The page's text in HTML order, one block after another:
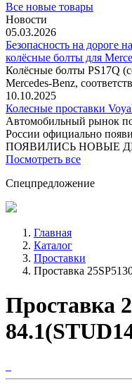
Все новые товары
Новости
05.03.2026
Безопасность на дороге
колёсные болты для
Колёсные болты PS17Q
Mercedes‑Benz,
10.10.2025
Колесные проставки
Автомобильный рынок
России официально
ПОЯВИЛИСЬ НОВЫЕ
Посмотреть все
Спецпредложение
Главная
Каталог
Проставки
Проставка
Проставка